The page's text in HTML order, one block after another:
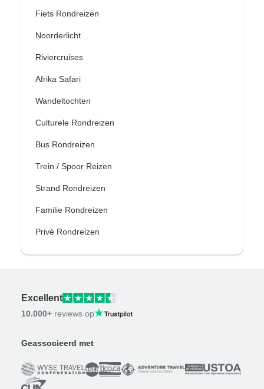
Fiets Rondreizen
Noorderlicht
Riviercruises
Afrika Safari
Wandeltochten
Culturele Rondreizen
Bus Rondreizen
Trein / Spoor Reizen
Strand Rondreizen
Familie Rondreizen
Privé Rondreizen
Excellent
10.000+ reviews op
Geassocieerd met